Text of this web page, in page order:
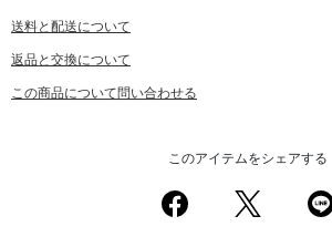
送料と配送について
返品と交換について
この商品について問い合わせる
このアイテムをシェアする